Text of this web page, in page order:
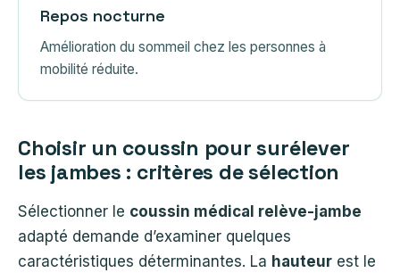
Repos nocturne
Amélioration du sommeil chez les personnes à
mobilité réduite.
Choisir un coussin pour surélever
les jambes : critères de sélection
Sélectionner le coussin médical relève-jambe
adapté demande d’examiner quelques
caractéristiques déterminantes. La hauteur est le